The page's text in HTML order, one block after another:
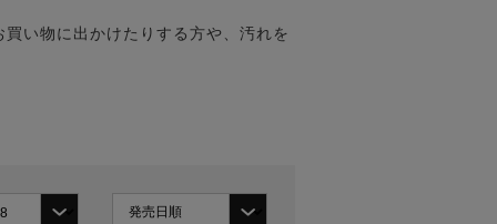
い物に出かけたりする方や、汚れを